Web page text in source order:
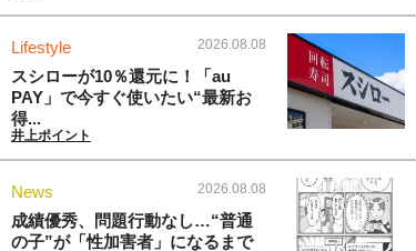
Lifestyle 2026.08.08
スシローが10％還元に！「au
PAY」で今すぐ使いたい“最新お
得...
井上ポイント
News 2026.08.08
成績優秀、問題行動なし…“普通
の子”が「性加害者」になるまで